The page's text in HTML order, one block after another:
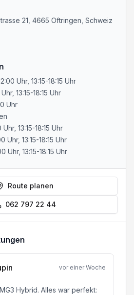
21, 4665 Oftringen, Schweiz
Uhr, 13:15-18:15 Uhr
13:15-18:15 Uhr
Uhr
13:15-18:15 Uhr
Uhr, 13:15-18:15 Uhr
Uhr, 13:15-18:15 Uhr
Route planen
062 797 22 44
vor einer Woche
Hybrid. Alles war perfekt: